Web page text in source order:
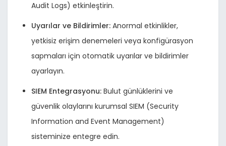
Audit Logs) etkinleştirin.
Uyarılar ve Bildirimler: Anormal etkinlikler,
yetkisiz erişim denemeleri veya konfigürasyon
sapmaları için otomatik uyarılar ve bildirimler
ayarlayın.
SIEM Entegrasyonu: Bulut günlüklerini ve
güvenlik olaylarını kurumsal SIEM (Security
Information and Event Management)
sisteminize entegre edin.